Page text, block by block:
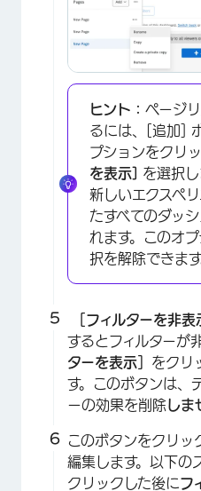
ヒント： ページ
るには、[追加]
プションをクリッ
を表示] を選択し
新しいエクスペ
たすべてのダッ
れます。このオ
択を解除できます
［フィルターを非表
するとフィルターが
ターを表示］ をクリ
す。このボタンは、
ーの効果を削除しま
このボタンをクリッ
編集します。以下の
クリックした後にフ